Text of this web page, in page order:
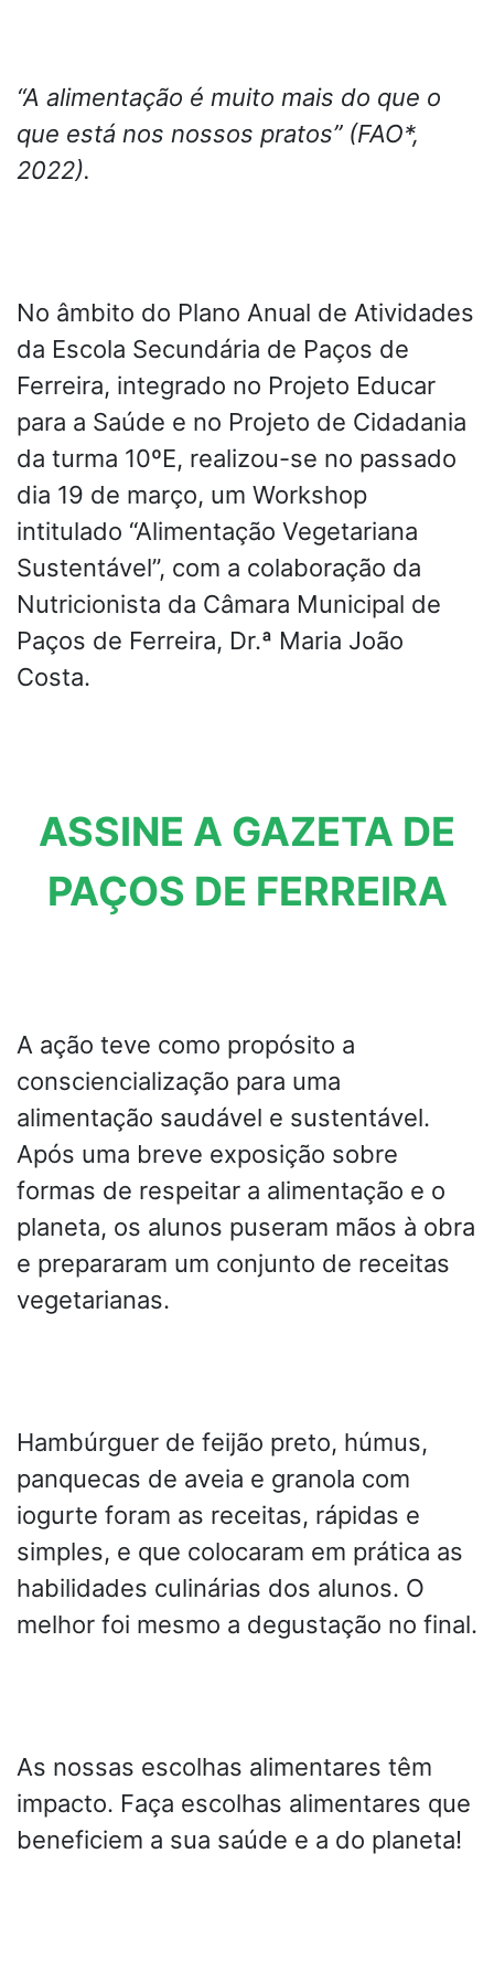
“A alimentação é muito mais do que o
que está nos nossos pratos” (FAO*,
2022).
No âmbito do Plano Anual de Atividades
da Escola Secundária de Paços de
Ferreira, integrado no Projeto Educar
para a Saúde e no Projeto de Cidadania
da turma 10ºE, realizou-se no passado
dia 19 de março, um Workshop
intitulado “Alimentação Vegetariana
Sustentável”, com a colaboração da
Nutricionista da Câmara Municipal de
Paços de Ferreira, Dr.ª Maria João
Costa.
ASSINE A GAZETA DE
PAÇOS DE FERREIRA
A ação teve como propósito a
consciencialização para uma
alimentação saudável e sustentável.
Após uma breve exposição sobre
formas de respeitar a alimentação e o
planeta, os alunos puseram mãos à obra
e prepararam um conjunto de receitas
vegetarianas.
Hambúrguer de feijão preto, húmus,
panquecas de aveia e granola com
iogurte foram as receitas, rápidas e
simples, e que colocaram em prática as
habilidades culinárias dos alunos. O
melhor foi mesmo a degustação no final.
As nossas escolhas alimentares têm
impacto. Faça escolhas alimentares que
beneficiem a sua saúde e a do planeta!